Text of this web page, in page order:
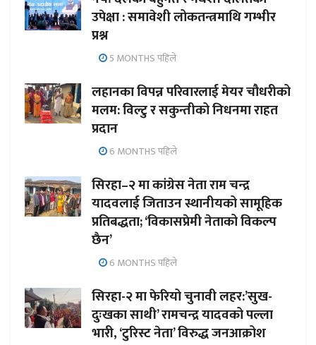
उपेक्षा : समावेशी लोकतन्त्रमाथि गम्भीर
प्रश्न
5 MONTHS पहिले
लहानका विपन्न परिवारलाई मेयर चौधरीको
मलम: विल्टु र सकुन्तीको निधनमा राहत
प्रदान
6 MONTHS पहिले
सिरहा–२ मा कांग्रेस नेता राम चन्द्र
यादवलाई जिताउन स्थानीयको सामूहिक
प्रतिबद्धता; ‘विकासप्रेमी नेताको विकल्प
छैन’
6 MONTHS पहिले
सिरहा-२ मा फेरियो चुनावी लहर:’सुख-
दुःखका साथी’ रामचन्द्र यादवको पल्ला
भारी, ‘टुरिस्ट नेता’ विरुद्ध जनआक्रोश